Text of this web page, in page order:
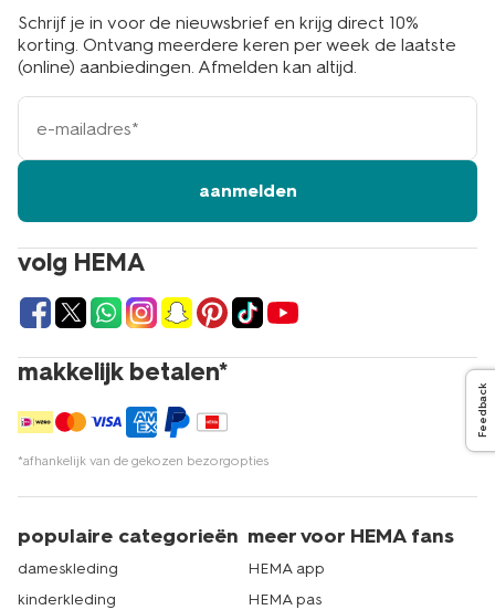
volg HEMA
makkelijk betalen*
*afhankelijk van de gekozen bezorgopties
Schrijf je in voor de nieuwsbrief en krijg direct 10%
korting. Ontvang meerdere keren per week de laatste
(online) aanbiedingen. Afmelden kan altijd.
e-
mailadres
aanmelden
populaire categorieën
dameskleding
kinderkleding
meer voor HEMA fans
HEMA app
HEMA pas
Feedback